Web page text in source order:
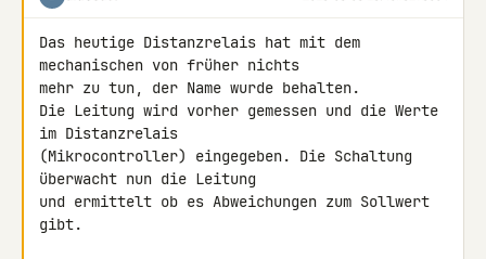
Das heutige Distanzrelais hat mit dem
mechanischen von früher nichts
mehr zu tun, der Name wurde behalten.
Die Leitung wird vorher gemessen und die Werte
im Distanzrelais
(Mikrocontroller) eingegeben. Die Schaltung
überwacht nun die Leitung
und ermittelt ob es Abweichungen zum Sollwert
gibt.